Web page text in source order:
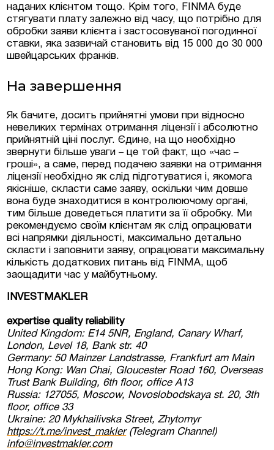
наданих клієнтом тощо. Крім того, FINMA буде
стягувати плату залежно від часу, що потрібно для
обробки заяви клієнта і застосовуваної погодинної
ставки, яка зазвичай становить від 15 000 до 30 000
швейцарських франків.
На завершення
Як бачите, досить прийнятні умови при відносно
невеликих термінах отримання ліцензії і абсолютно
прийнятній ціні послуг. Єдине, на що необхідно
звернути більше уваги – це той факт, що «час –
гроші», а саме, перед подачею заявки на отримання
ліцензії необхідно як слід підготуватися і, якомога
якісніше, скласти саме заяву, оскільки чим довше
вона буде знаходитися в контролюючому органі,
тим більше доведеться платити за її обробку. Ми
рекомендуємо своїм клієнтам як слід опрацювати
всі напрямки діяльності, максимально детально
скласти і заповнити заяву, опрацювати максимальну
кількість додаткових питань від FINMA, щоб
заощадити час у майбутньому.
INVESTMAKLER
expertise quality reliability
United Kingdom: E14 5NR, England, Canary Wharf,
London, Level 18, Bank str. 40
Germany: 50 Mainzer Landstrasse, Frankfurt am Main
Hong Kong: Wan Chai, Gloucester Road 160, Overseas
Trust Bank Building, 6th floor, office A13
Russia: 127055, Moscow, Novoslobodskaya st. 20, 3th
floor, office 33
Ukraine: 20 Mykhailivska Street, Zhytomyr
https://t.me/invest_makler(Telegram Channel)
info@investmakler.com